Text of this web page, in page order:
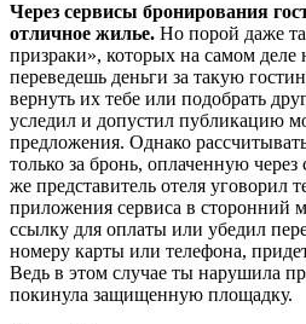
Через сервисы бронирования
отличное жилье. Но порой даже
призраки», которых на самом деле
переведешь деньги за такую
вернуть их тебе или подобрать
уследил и допустил публикацию
предложения. Однако
только за бронь, оплаченную
же представитель отеля уговорил
приложения сервиса в сторонний
ссылку для оплаты или убедил
номеру карты или телефона,
Ведь в этом случае ты нарушила
покинула защищенную площадку.